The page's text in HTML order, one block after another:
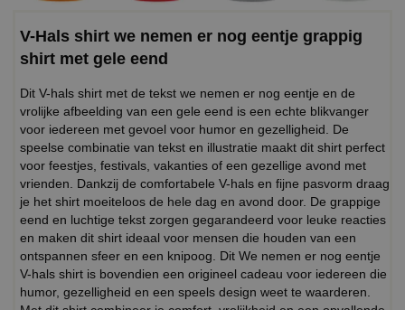
V-Hals shirt we nemen er nog eentje grappig
shirt met gele eend
Dit V-hals shirt met de tekst we nemen er nog eentje en de
vrolijke afbeelding van een gele eend is een echte blikvanger
voor iedereen met gevoel voor humor en gezelligheid. De
speelse combinatie van tekst en illustratie maakt dit shirt perfect
voor feestjes, festivals, vakanties of een gezellige avond met
vrienden. Dankzij de comfortabele V-hals en fijne pasvorm draag
je het shirt moeiteloos de hele dag en avond door. De grappige
eend en luchtige tekst zorgen gegarandeerd voor leuke reacties
en maken dit shirt ideaal voor mensen die houden van een
ontspannen sfeer en een knipoog. Dit We nemen er nog eentje
V-hals shirt is bovendien een origineel cadeau voor iedereen die
humor, gezelligheid en een speels design weet te waarderen.